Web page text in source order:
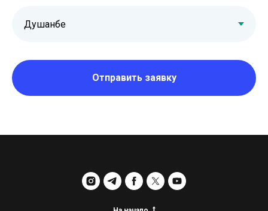
Отправить заявку